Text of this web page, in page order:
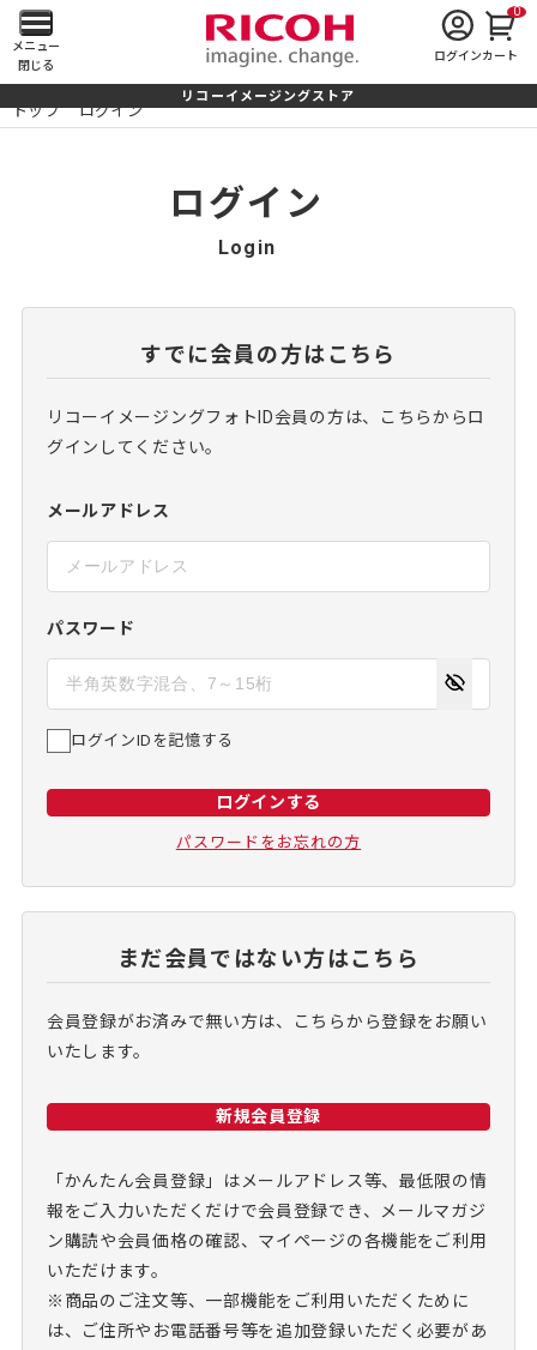
メ
イ
ン
を
開
メニュー
閉じる
ログイン
0
カート
リコーイメージングストア
トップ ログイン
ログイン
Login
すでに会員の方はこちら
リコーイメージングフォトID会員の方は、こちらからロ
グインしてください。
メールアドレス
パスワード
ログインIDを記憶する
ログインする
パスワードをお忘れの方
まだ会員ではない方はこちら
会員登録がお済みで無い方は、こちらから登録をお願い
いたします。
新規会員登録
「かんたん会員登録」はメールアドレス等、最低限の情
報をご入力いただくだけで会員登録でき、メールマガジ
ン購読や会員価格の確認、マイページの各機能をご利用
いただけます。
※商品のご注文等、一部機能をご利用いただくために
は、ご住所やお電話番号等を追加登録いただく必要があ